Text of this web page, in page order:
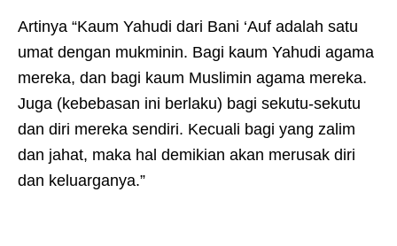
Artinya “Kaum Yahudi dari Bani ‘Auf adalah satu
umat dengan mukminin. Bagi kaum Yahudi agama
mereka, dan bagi kaum Muslimin agama mereka.
Juga (kebebasan ini berlaku) bagi sekutu-sekutu
dan diri mereka sendiri. Kecuali bagi yang zalim
dan jahat, maka hal demikian akan merusak diri
dan keluarganya.”